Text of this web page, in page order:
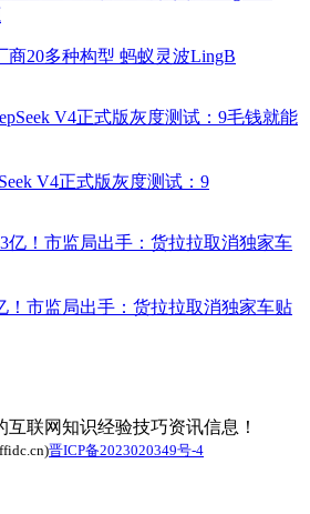
商20多种构型 蚂蚁灵波LingB
V4正式版灰度测试：9
！市监局出手：货拉拉取消独家车贴
联网知识经验技巧资讯信息！
晋ICP备2023020349号-4